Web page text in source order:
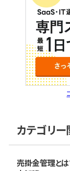
カテゴリ
売掛金管理と